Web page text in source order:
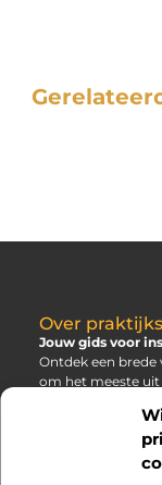
Over
Jouw gids voor
Ontdek een brede
om het meeste uit
Bericht